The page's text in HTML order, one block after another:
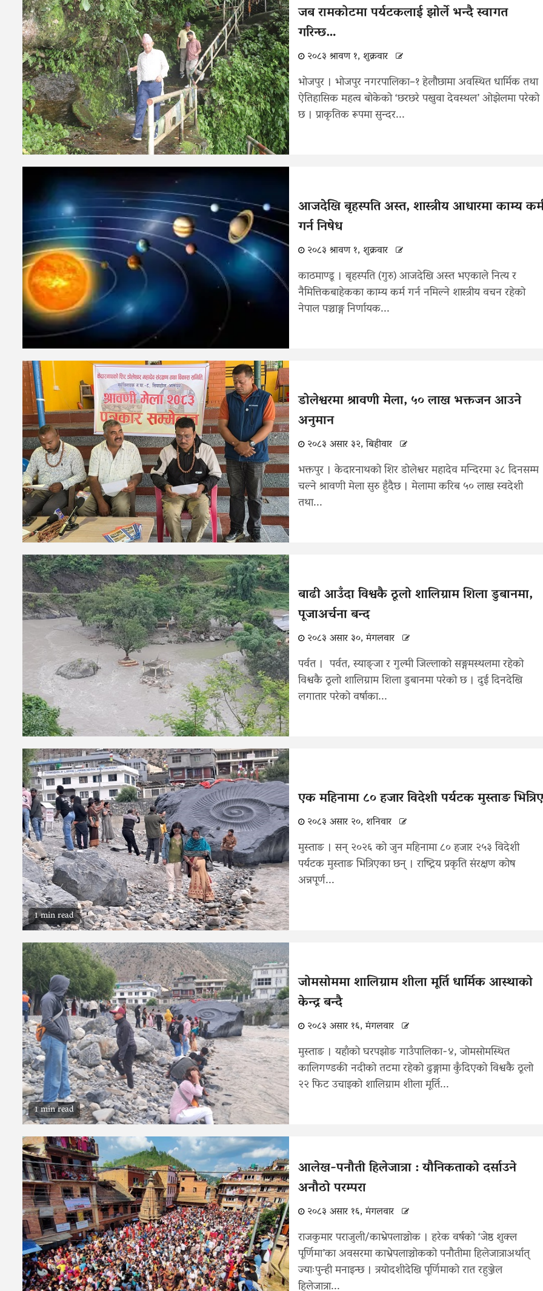
जब रामकोटमा पर्यटकलाई झोर्ले भन्दै स्वागत
गरिन्छ…
२०८३ श्रावण १, शुक्रवार
भोजपुर । भोजपुर नगरपालिका–१ हेलौछामा अवस्थित धार्मिक तथा
ऐतिहासिक महत्व बोकेको ‘छरछरे पखुवा देवस्थल’ ओझेलमा परेको
छ । प्राकृतिक रूपमा सुन्दर...
आजदेखि बृहस्पति अस्त, शास्त्रीय आधारमा काम्य
गर्न निषेध
२०८३ श्रावण १, शुक्रवार
काठमाण्डू । बृहस्पति (गुरु) आजदेखि अस्त भएकाले नित्य र
नैमित्तिकबाहेकका काम्य कर्म गर्न नमिल्ने शास्त्रीय वचन रहेको
नेपाल पञ्चाङ्ग निर्णायक...
डोलेश्वरमा श्रावणी मेला, ५० लाख भक्तजन आउने
अनुमान
२०८३ असार ३२, बिहीवार
भक्तपुर । केदारनाथको शिर डोलेश्वर महादेव मन्दिरमा ३८ दिनसम्म
चल्ने श्रावणी मेला सुरु हुँदैछ । मेलामा करिब ५० लाख स्वदेशी
तथा...
बाढी आउँदा विश्वकै ठूलो शालिग्राम शिला डुबानमा,
पूजाअर्चना बन्द
२०८३ असार ३०, मंगलवार
पर्वत । पर्वत, स्याङ्जा र गुल्मी जिल्लाको सङ्गमस्थलमा रहेको
विश्वकै ठूलो शालिग्राम शिला डुबानमा परेको छ । दुई दिनदेखि
लगातार परेको वर्षाका...
1 min read
एक महिनामा ८० हजार विदेशी पर्यटक मुस्ताङ भित्रिए
२०८३ असार २०, शनिवार
मुस्ताङ । सन् २०२६ को जुन महिनामा ८० हजार २५३ विदेशी
पर्यटक मुस्ताङ भित्रिएका छन् । राष्ट्रिय प्रकृति संरक्षण कोष
अन्नपूर्ण...
1 min read
जोमसोममा शालिग्राम शीला मूर्ति धार्मिक आस्थाको
केन्द्र बन्दै
२०८३ असार १६, मंगलवार
मुस्ताङ । यहाँको घरपझोङ गाउँपालिका-४, जोमसोमस्थित
कालिगण्डकी नदीको तटमा रहेको ढुङ्गामा कुँदिएको विश्वकै ठूलो
२२ फिट उचाइको शालिग्राम शीला मूर्ति...
आलेख-पनौती हिलेजात्रा : यौनिकताको दर्साउने
अनौठो परम्परा
२०८३ असार १६, मंगलवार
राजकुमार पराजुली/काभ्रेपलाञ्चोक । हरेक वर्षको ‘जेष्ठ शुक्ल
पूर्णिमा’का अवसरमा काभ्रेपलाञ्चोकको पनौतीमा हिलेजात्राअर्थात्
ज्याःपुन्ही मनाइन्छ । त्रयोदशीदेखि पूर्णिमाको रात रहुञ्जेल